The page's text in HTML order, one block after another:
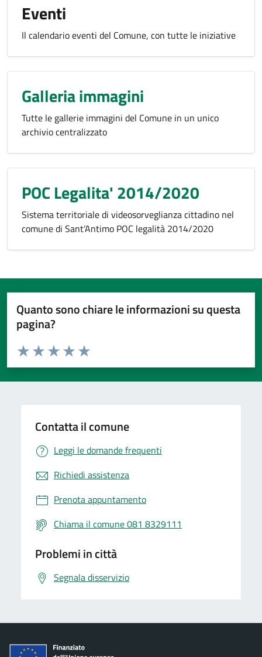
Eventi
Il calendario eventi del Comune, con tutte le iniziative
Galleria immagini
Tutte le gallerie immagini del Comune in un unico
archivio centralizzato
POC Legalita' 2014/2020
Sistema territoriale di videosorveglianza cittadino nel
comune di Sant’Antimo POC legalità 2014/2020
Quanto sono chiare le informazioni su questa
pagina?
Valuta da 1 a 5 stelle la pagina
Valuta 5 stelle su 5
Valuta 4 stelle su 5
Valuta 3 stelle su 5
Valuta 2 stelle su 5
Valuta 1 stelle su 5
Contatta il comune
Leggi le domande frequenti
Richiedi assistenza
Prenota appuntamento
Chiama il comune 081 8329111
Problemi in città
Segnala disservizio